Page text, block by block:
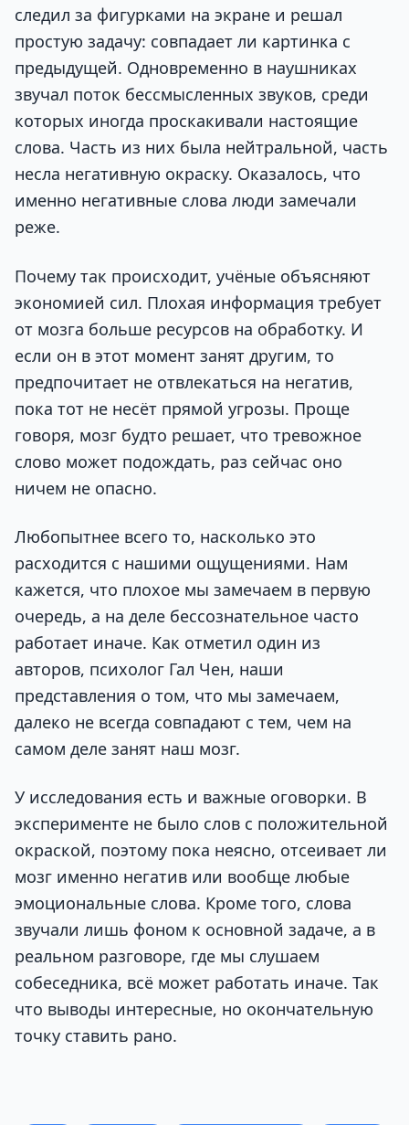
следил за фигурками на экране и решал
простую задачу: совпадает ли картинка с
предыдущей. Одновременно в наушниках
звучал поток бессмысленных звуков, среди
которых иногда проскакивали настоящие
слова. Часть из них была нейтральной, часть
несла негативную окраску. Оказалось, что
именно негативные слова люди замечали
реже.
Почему так происходит, учёные объясняют
экономией сил. Плохая информация требует
от мозга больше ресурсов на обработку. И
если он в этот момент занят другим, то
предпочитает не отвлекаться на негатив,
пока тот не несёт прямой угрозы. Проще
говоря, мозг будто решает, что тревожное
слово может подождать, раз сейчас оно
ничем не опасно.
Любопытнее всего то, насколько это
расходится с нашими ощущениями. Нам
кажется, что плохое мы замечаем в первую
очередь, а на деле бессознательное часто
работает иначе. Как отметил один из
авторов, психолог Гал Чен, наши
представления о том, что мы замечаем,
далеко не всегда совпадают с тем, чем на
самом деле занят наш мозг.
У исследования есть и важные оговорки. В
эксперименте не было слов с положительной
окраской, поэтому пока неясно, отсеивает ли
мозг именно негатив или вообще любые
эмоциональные слова. Кроме того, слова
звучали лишь фоном к основной задаче, а в
реальном разговоре, где мы слушаем
собеседника, всё может работать иначе. Так
что выводы интересные, но окончательную
точку ставить рано.